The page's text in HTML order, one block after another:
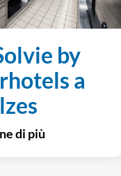
by
a
di più